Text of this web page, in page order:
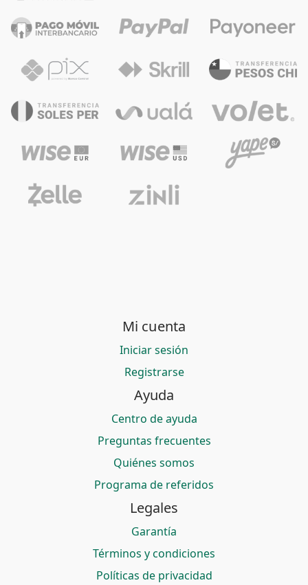
Mi cuenta
Iniciar sesión
Registrarse
Ayuda
Centro de ayuda
Preguntas frecuentes
Quiénes somos
Programa de referidos
Legales
Garantía
Términos y condiciones
Políticas de privacidad